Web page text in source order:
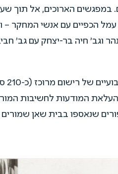
במפגשים הארוכים, אל תוך
הכפיים עם אנשי המחקר –
וגב' חיה בר-יצחק עם גב'
המקום, העלאת המודעות
שנאספו בבית שאן